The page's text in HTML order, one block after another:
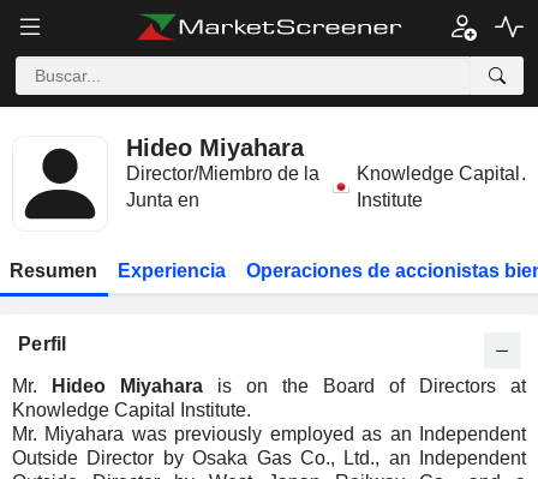
Hideo Miyahara
Director/Miembro de la
Junta en
Knowledge Capital
Institute
.
Resumen Experiencia Operaciones de accionistas
Perfil
Mr. Hideo Miyahara is on the Board of Directors at
Knowledge Capital Institute.
Mr. Miyahara was previously employed as an Independent
Outside Director by Osaka Gas Co., Ltd., an Independent